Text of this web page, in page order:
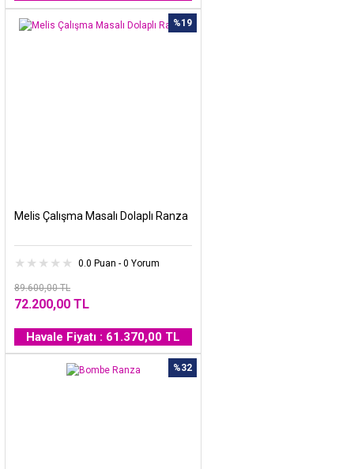
%19
Melis Çalışma Masalı Dolaplı Ranza
0.0 Puan - 0 Yorum
89.600,00 TL
72.200,00 TL
Havale Fiyatı : 61.370,00 TL
%32